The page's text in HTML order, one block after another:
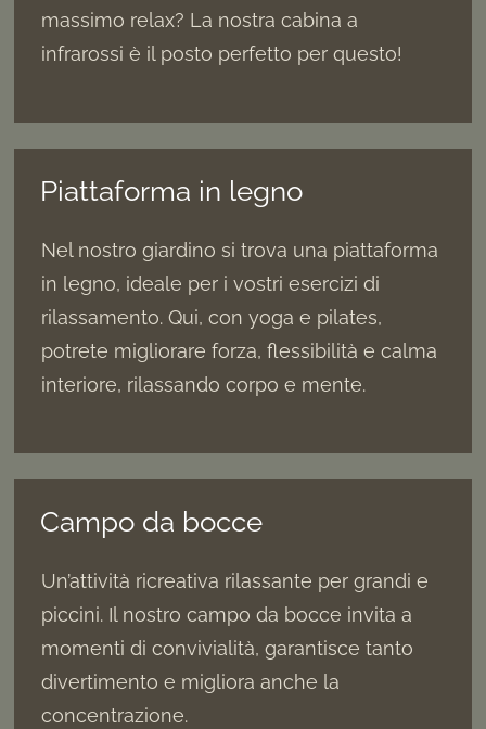
massimo relax? La nostra cabina a
infrarossi è il posto perfetto per questo!
Piattaforma in legno
Nel nostro giardino si trova una piattaforma
in legno, ideale per i vostri esercizi di
rilassamento. Qui, con yoga e pilates,
potrete migliorare forza, flessibilità e calma
interiore, rilassando corpo e mente.
Campo da bocce
Un’attività ricreativa rilassante per grandi e
piccini. Il nostro campo da bocce invita a
momenti di convivialità, garantisce tanto
divertimento e migliora anche la
concentrazione.